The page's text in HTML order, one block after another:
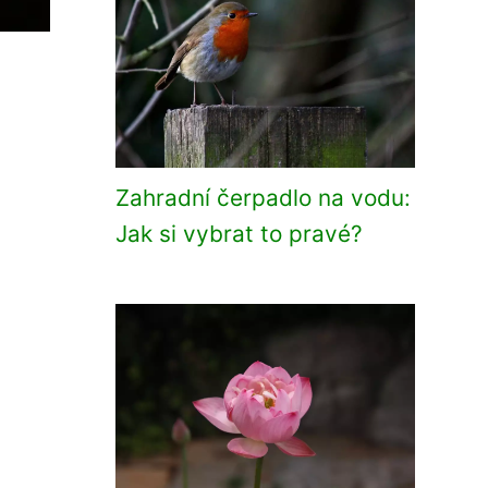
Zahradní čerpadlo na vodu:
Jak si vybrat to pravé?